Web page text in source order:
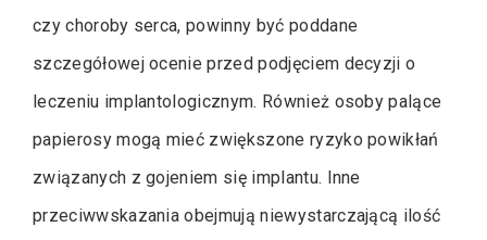
czy choroby serca, powinny być poddane
szczegółowej ocenie przed podjęciem decyzji o
leczeniu implantologicznym. Również osoby palące
papierosy mogą mieć zwiększone ryzyko powikłań
związanych z gojeniem się implantu. Inne
przeciwwskazania obejmują niewystarczającą ilość